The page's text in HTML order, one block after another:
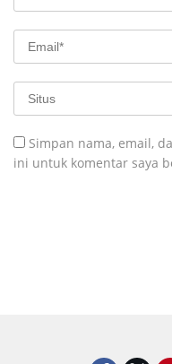
Simpan nama, email,
ini untuk komentar saya